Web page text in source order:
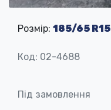
Розмір: 185/65 R15
Код: 02-4688
Під замовлення